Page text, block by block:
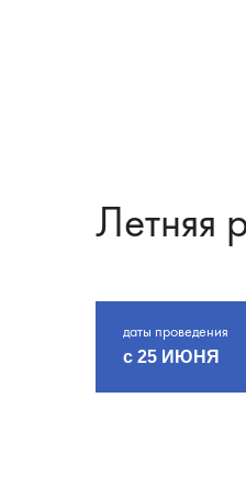
Летняя
даты проведения
c 25 ИЮНЯ